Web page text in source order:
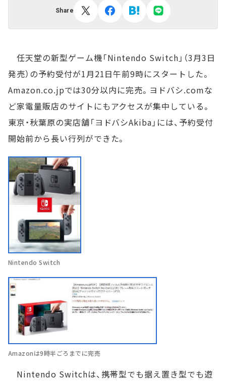
Share
任天堂の新型ゲーム機「Nintendo Switch」（3月3日
発売）の予約受付が1月21日午前9時にスタートした。
Amazon.co.jpでは30分以内に完売。ヨドバシ.comな
ど家電量販店のサイトにもアクセスが集中している。
東京・秋葉原の実店舗「ヨドバシAkiba」には、予約受付
開始前から長い行列ができた。
Nintendo Switch
Amazonは9時半ごろまでに完売
Nintendo Switchは、携帯型でも据え置き型でも遊